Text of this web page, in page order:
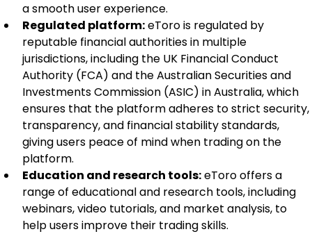
a smooth user experience.
Regulated platform: eToro is regulated by
reputable financial authorities in multiple
jurisdictions, including the UK Financial Conduct
Authority (FCA) and the Australian Securities and
Investments Commission (ASIC) in Australia, which
ensures that the platform adheres to strict security,
transparency, and financial stability standards,
giving users peace of mind when trading on the
platform.
Education and research tools: eToro offers a
range of educational and research tools, including
webinars, video tutorials, and market analysis, to
help users improve their trading skills.